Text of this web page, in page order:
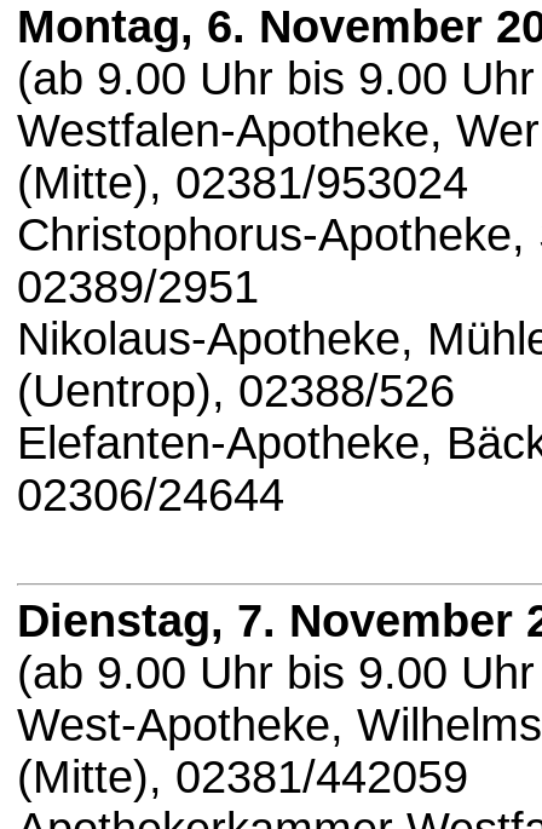
Montag, 6. November
(ab 9.00 Uhr bis 9.00
Westfalen-Apotheke,
(Mitte), 02381/953024
Christophorus-
02389/2951
Nikolaus-Apotheke,
(Uentrop), 02388/526
Elefanten-Apotheke,
02306/24644
Dienstag, 7. November
(ab 9.00 Uhr bis 9.00
West-Apotheke,
(Mitte), 02381/442059